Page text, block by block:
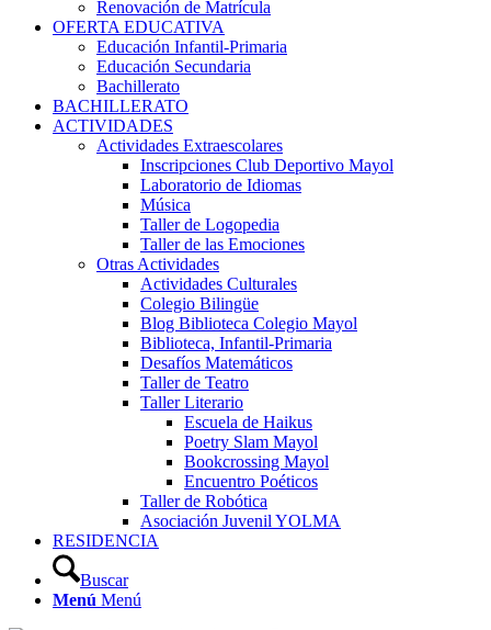
Renovación de Matrícula
OFERTA EDUCATIVA
Educación Infantil-Primaria
Educación Secundaria
Bachillerato
BACHILLERATO
ACTIVIDADES
Actividades Extraescolares
Inscripciones Club Deportivo Mayol
Laboratorio de Idiomas
Música
Taller de Logopedia
Taller de las Emociones
Otras Actividades
Actividades Culturales
Colegio Bilingüe
Blog Biblioteca Colegio Mayol
Biblioteca, Infantil-Primaria
Desafíos Matemáticos
Taller de Teatro
Taller Literario
Escuela de Haikus
Poetry Slam Mayol
Bookcrossing Mayol
Encuentro Poéticos
Taller de Robótica
Asociación Juvenil YOLMA
RESIDENCIA
Buscar
Menú Menú